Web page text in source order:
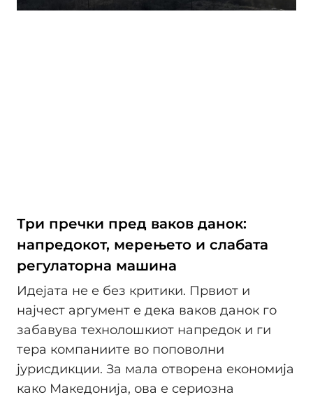
Три пречки пред ваков данок:
напредокот, мерењето и слабата
регулаторна машина
Идејата не е без критики. Првиот и
најчест аргумент е дека ваков данок го
забавува технолошкиот напредок и ги
тера компаниите во поповолни
јурисдикции. За мала отворена економија
како Македонија, ова е сериозна